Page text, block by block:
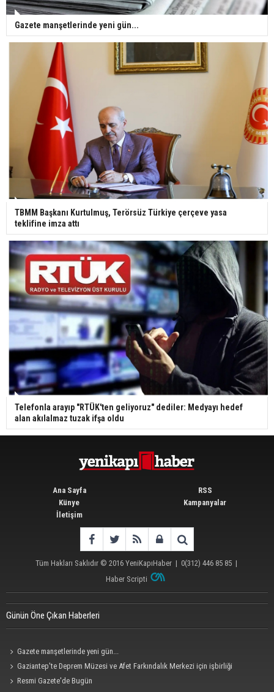
Gazete manşetlerinde yeni gün...
TBMM Başkanı Kurtulmuş, Terörsüz Türkiye çerçeve yasa
teklifine imza attı
Telefonla arayıp "RTÜK'ten geliyoruz" dediler: Medyayı hedef
alan akılalmaz tuzak ifşa oldu
Ana Sayfa
Künye
İletişim
RSS
Kampanyalar
Tüm Hakları Saklıdır © 2016 YeniKapıHaber| 0(312) 446 85 85|
Haber Scripti
Günün Öne Çıkan Haberleri
Gazete manşetlerinde yeni gün...
Gaziantep'te Deprem Müzesi ve Afet Farkındalık Merkezi için işbirliği
protokolü imzalandı
Resmi Gazete'de Bugün